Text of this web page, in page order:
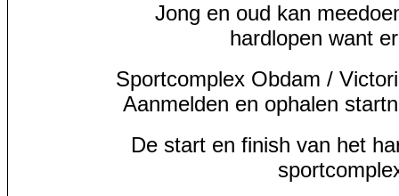
Jong en oud kan
hardlopen want
Sportcomplex Obdam /
Aanmelden en ophalen
De start en finish van het